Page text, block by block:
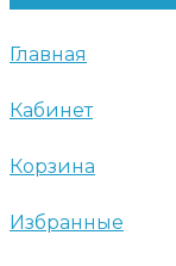
Главная
Кабинет
Корзина
Избранные